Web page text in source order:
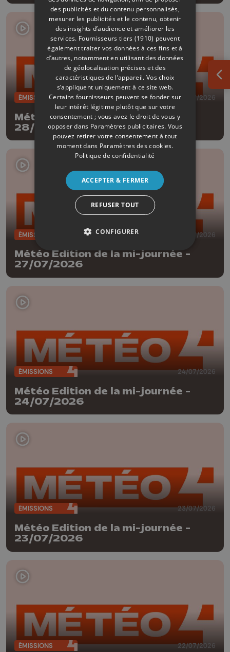
ÉMISSIONS 28/07/2026
Météo Edition de la mi-journée -
28/07/2026
ÉMISSIONS 27/07/2026
Météo Edition de la mi-journée -
27/07/2026
ÉMISSIONS 24/07/2026
Météo Edition de la mi-journée -
24/07/2026
ÉMISSIONS 23/07/2026
Météo Edition de la mi-journée -
23/07/2026
ÉMISSIONS 22/07/2026
des publicités et du contenu personnalisés,
mesurer les publicités et le contenu, obtenir
des insights d’audience et améliorer les
services. Fournisseurs tiers (1910) peuvent
également traiter vos données à ces fins et à
d’autres, notamment en utilisant des données
de géolocalisation précises et des
caractéristiques de l’appareil. Vos choix
s’appliquent uniquement à ce site web.
Certains fournisseurs peuvent se fonder sur
leur intérêt légitime plutôt que sur votre
consentement ; vous avez le droit de vous y
opposer dans Paramètres publicitaires. Vous
pouvez retirer votre consentement à tout
moment dans Paramètres des cookies.
Politique de confidentialité
ACCEPTER & FERMER
REFUSER TOUT
CONFIGURER